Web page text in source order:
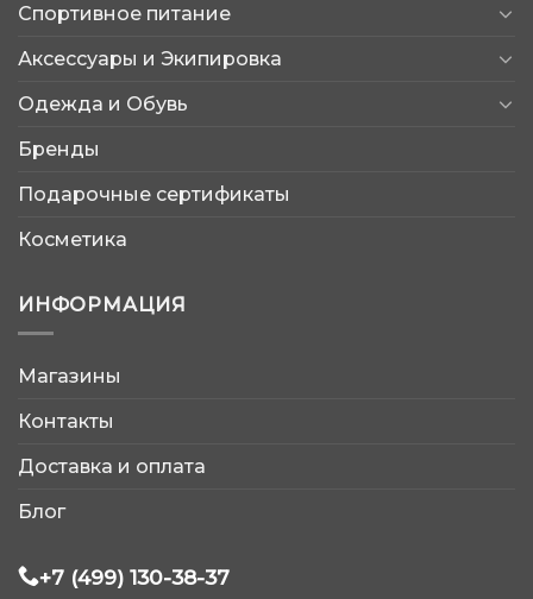
Спортивное питание
Аксессуары и Экипировка
Одежда и Обувь
Бренды
Подарочные сертификаты
Косметика
ИНФОРМАЦИЯ
Магазины
Контакты
Доставка и оплата
Блог
+7 (499) 130-38-37